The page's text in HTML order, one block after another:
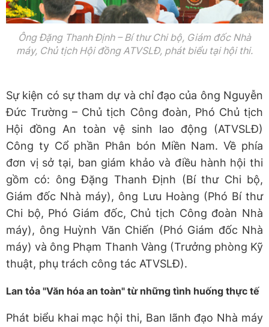
Ông Đặng Thanh Định – Bí thư Chi bộ, Giám đốc Nhà
máy, Chủ tịch Hội đồng ATVSLĐ, phát biểu tại hội thi.
Sự kiện có sự tham dự và chỉ đạo của ông Nguyễn
Đức Trường – Chủ tịch Công đoàn, Phó Chủ tịch
Hội đồng An toàn vệ sinh lao động (ATVSLĐ)
Công ty Cổ phần Phân bón Miền Nam. Về phía
đơn vị sở tại, ban giám khảo và điều hành hội thi
gồm có: ông Đặng Thanh Định (Bí thư Chi bộ,
Giám đốc Nhà máy), ông Lưu Hoàng (Phó Bí thư
Chi bộ, Phó Giám đốc, Chủ tịch Công đoàn Nhà
máy), ông Huỳnh Văn Chiến (Phó Giám đốc Nhà
máy) và ông Phạm Thanh Vàng (Trưởng phòng Kỹ
thuật, phụ trách công tác ATVSLĐ).
Lan tỏa "Văn hóa an toàn" từ những tình huống thực tế
Phát biểu khai mạc hội thi, Ban lãnh đạo Nhà máy